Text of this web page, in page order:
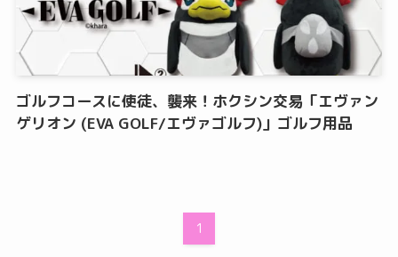
ゴルフコースに使徒、襲来！ホクシン交易「エヴァン
ゲリオン (EVA GOLF/エヴァゴルフ)」ゴルフ用品
1